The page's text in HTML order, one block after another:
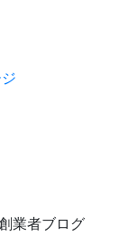
業者ブログ